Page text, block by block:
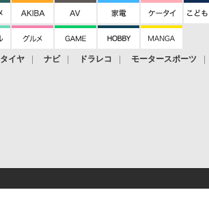
タイヤ ナビ ドラレコ モータースポーツ